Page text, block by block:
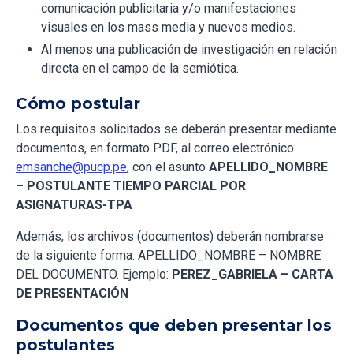
comunicación publicitaria y/o manifestaciones
visuales en los mass media y nuevos medios.
Al menos una publicación de investigación en relación
directa en el campo de la semiótica.
Cómo postular
Los requisitos solicitados se deberán presentar mediante
documentos, en formato PDF, al correo electrónico:
emsanche@pucp.pe, con el asunto APELLIDO_NOMBRE
– POSTULANTE TIEMPO PARCIAL POR
ASIGNATURAS-TPA
Además, los archivos (documentos) deberán nombrarse
de la siguiente forma: APELLIDO_NOMBRE – NOMBRE
DEL DOCUMENTO. Ejemplo: PEREZ_GABRIELA – CARTA
DE PRESENTACIÓN
Documentos que deben presentar los
postulantes